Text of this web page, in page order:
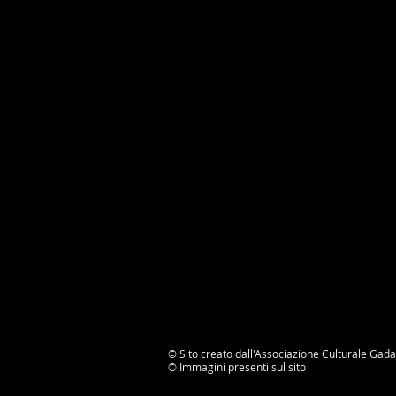
© Sito creato dall'Associazione Culturale
© Immagini presenti sul sito